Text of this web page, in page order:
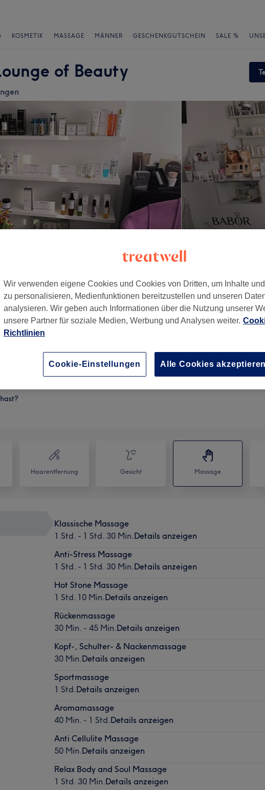
KOSMETIK MASSAGE MÄNNER GESCHENKGUTSCHEIN SALE %
of Beauty
Echterdingen 70771
50 Min.Details anzeigen
Haarentfernung Gesicht Massage
Klassische Massage
1 Std. - 1 Std. 30 Min.Details anzeigen
Anti-Stress Massage
1 Std. - 1 Std. 30 Min.Details anzeigen
Hot Stone Massage
1 Std. 10 Min.Details anzeigen
Rückenmassage
30 Min. - 45 Min.Details anzeigen
Kopf-, Schulter- & Nackenmassage
30 Min.Details anzeigen
Sportmassage
1 Std.Details anzeigen
Aromamassage
40 Min. - 1 Std.Details anzeigen
Anti Cellulite Massage
50 Min.Details anzeigen
Relax Body and Soul Massage
1 Std. 30 Min.Details anzeigen
Wir verwenden eigene Cookies und Cookies von Dritten, um Inhalte
zu personalisieren, Medienfunktionen bereitzustellen und unseren
analysieren. Wir geben auch Informationen über die Nutzung unserer
unsere Partner für soziale Medien, Werbung und Analysen weiter.
Richtlinien
Cookie-Einstellungen Alle Cookies